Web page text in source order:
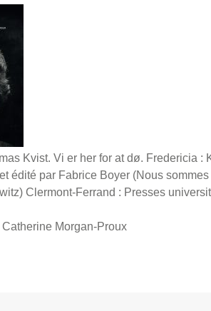
Kvist. Vi er her for at dø. Fredericia
édité par Fabrice Boyer (Nous
Clermont-Ferrand : Presses
Morgan-Proux